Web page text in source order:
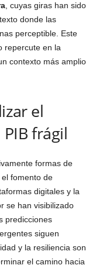
, cuyas giras han sido
donde las
perceptible. Este
repercute en la
contexto más amplio
el
frágil
formas de
fomento de
digitales y la
se han visibilizado
predicciones
siguen
y la resiliencia son
el camino hacia